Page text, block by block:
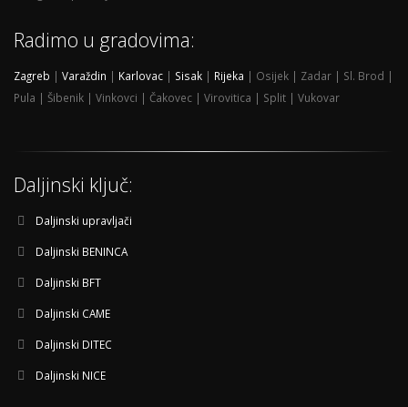
Radimo u gradovima:
Zagreb | Varaždin | Karlovac | Sisak | Rijeka | Osijek | Zadar | Sl. Brod |
Pula | Šibenik | Vinkovci | Čakovec | Virovitica | Split | Vukovar
Daljinski ključ:
Daljinski upravljači
Daljinski BENINCA
Daljinski BFT
Daljinski CAME
Daljinski DITEC
Daljinski NICE